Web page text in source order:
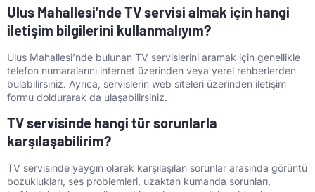
Ulus Mahallesi’nde TV servisi almak için hangi
iletişim bilgilerini kullanmalıyım?
Ulus Mahallesi’nde bulunan TV servislerini aramak için genellikle
telefon numaralarını internet üzerinden veya yerel rehberlerden
bulabilirsiniz. Ayrıca, servislerin web siteleri üzerinden iletişim
formu doldurarak da ulaşabilirsiniz.
TV servisinde hangi tür sorunlarla
karşılaşabilirim?
TV servisinde yaygın olarak karşılaşılan sorunlar arasında görüntü
bozuklukları, ses problemleri, uzaktan kumanda sorunları,